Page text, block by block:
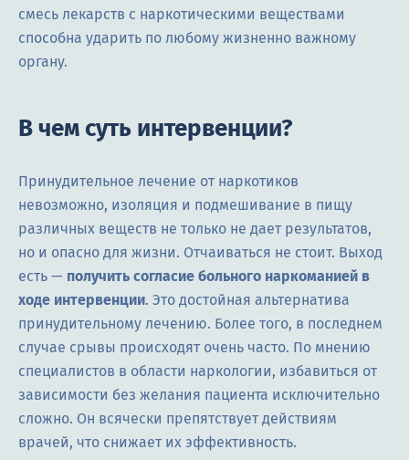
смесь лекарств с наркотическими веществами
способна ударить по любому жизненно важному
органу.
В чем суть интервенции?
Принудительное лечение от наркотиков
невозможно, изоляция и подмешивание в пищу
различных веществ не только не дает результатов,
но и опасно для жизни. Отчаиваться не стоит. Выход
есть — получить согласие больного наркоманией в
ходе интервенции. Это достойная альтернатива
принудительному лечению. Более того, в последнем
случае срывы происходят очень часто. По мнению
специалистов в области наркологии, избавиться от
зависимости без желания пациента исключительно
сложно. Он всячески препятствует действиям
врачей, что снижает их эффективность.